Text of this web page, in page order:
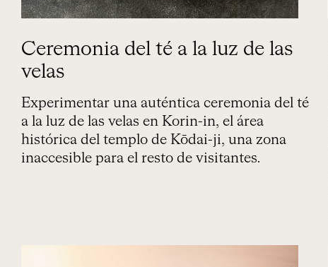
Ceremonia del té a la luz de las
velas
Experimentar una auténtica ceremonia del té
a la luz de las velas en Korin-in, el área
histórica del templo de Kōdai-ji, una zona
inaccesible para el resto de visitantes.